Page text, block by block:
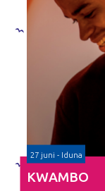
27 juni - Iduna
KWAMBO